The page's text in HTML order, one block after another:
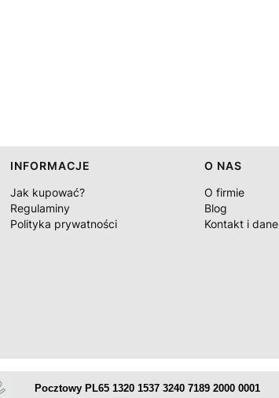
INFORMACJE
Jak kupować?
Regulaminy
Polityka prywatności
O NAS
O firmie
Blog
Kontakt i
Pocztowy PL65 1320 1537 3240 7189 2000 0001